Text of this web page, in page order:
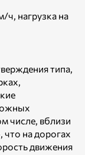
нагрузка на
типа,
числе, вблизи
что на дорогах
движения